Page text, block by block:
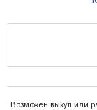
Возможен выкуп или